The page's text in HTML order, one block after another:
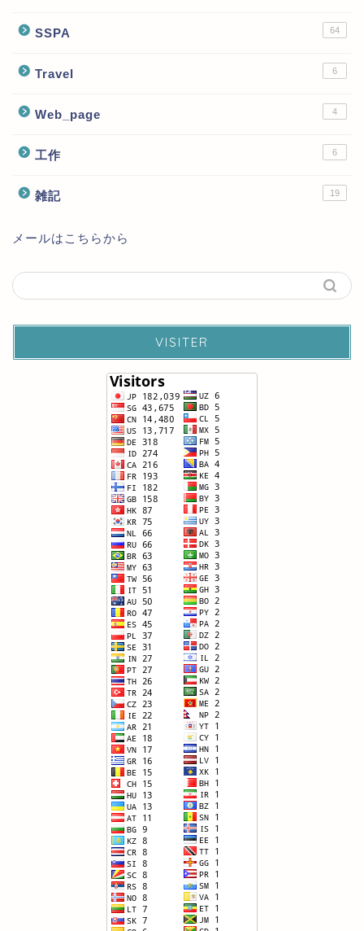
SSPA 64
Travel 6
Web_page 4
工作 6
雑記 19
メールはこちらから
VISITER